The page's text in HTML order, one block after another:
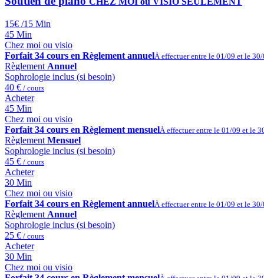
15€ /15 Min
45 Min
Chez moi ou visio
Forfait 34 cours en Règlement annuelÀ effectuer entre le 01/09 et le 30/
Règlement Annuel
Sophrologie inclus (si besoin)
40 € / cours
Acheter
45 Min
Chez moi ou visio
Forfait 34 cours en Règlement mensuelÀ effectuer entre le 01/09 et le
Règlement Mensuel
Sophrologie inclus (si besoin)
45 € / cours
Acheter
30 Min
Chez moi ou visio
Forfait 34 cours en Règlement annuelÀ effectuer entre le 01/09 et le 30/
Règlement Annuel
Sophrologie inclus (si besoin)
25 € / cours
Acheter
30 Min
Chez moi ou visio